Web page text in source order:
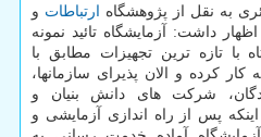
به نقل از پژوهشگاه ارتباطات و
داشت: آزمایشگاه تائید نمونه
کرده و الان پذیرای سازمانها،
شرکت های دانش بنیان و
پس از راه اندازی آزمایشی و